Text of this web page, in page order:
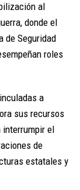
al
donde el
de Seguridad
roles
a
sus recursos
interrumpir el
de
estatales y